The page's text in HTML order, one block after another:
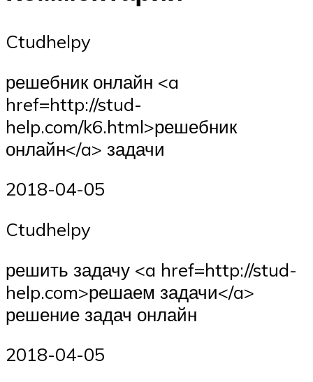
Ctudhelpy
решебник онлайн <a
href=http://stud-
help.com/k6.html>решебник
онлайн</a> задачи
2018-04-05
Ctudhelpy
решить задачу <a href=http://stud-
help.com>решаем задачи</a>
решение задач онлайн
2018-04-05